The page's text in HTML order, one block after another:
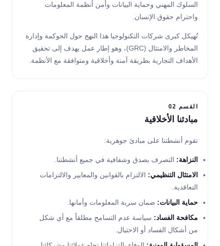
السلوك المهني وحماية البيانات وأمن أنظمة المعلومات
واحترام حقوق الإنسان.
تُهيكل كبرى شركات التكنولوجيا هذا النهج حول الحوكمة وإدارة
المخاطر والامتثال (GRC)، وهو إطار عمل يهدف إلى تحقيق
الأهداف التجارية بطريقة آمنة وأخلاقية ومتوافقة مع الأنظمة.
القسم 02
مبادئنا الأخلاقية
تقوم أنشطتنا على مبادئ جوهرية:
النزاهة: التصرف بصدق وشفافية في جميع أنشطتنا.
الامتثال التنظيمي: الالتزام بالقوانين والمعايير والالتزامات
التعاقدية.
حماية البيانات: ضمان سرية المعلومات وأمانها.
مكافحة الفساد: سياسة عدم التسامح مطلقاً مع أي شكل
من أشكال الفساد أو الاحتيال.